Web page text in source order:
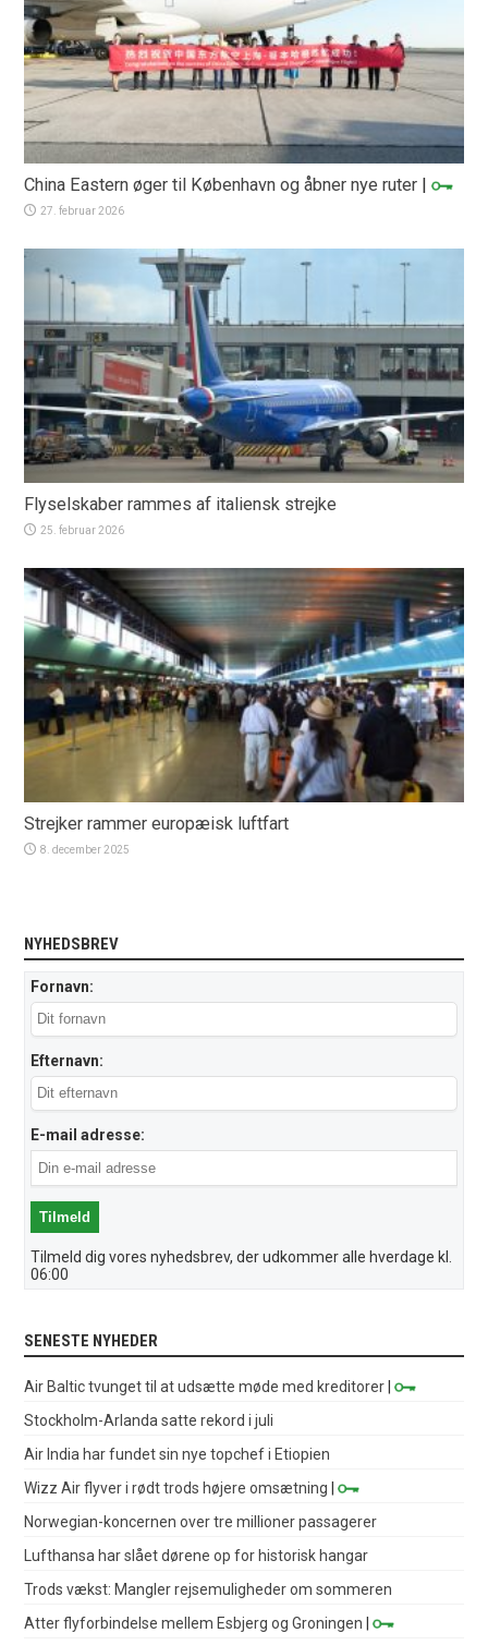
China Eastern øger til København og åbner nye ruter |
27. februar 2026
Flyselskaber rammes af italiensk strejke
25. februar 2026
Strejker rammer europæisk luftfart
8. december 2025
NYHEDSBREV
Fornavn:
Efternavn:
E-mail adresse:
Tilmeld dig vores nyhedsbrev, der udkommer alle hverdage kl.
06:00
SENESTE NYHEDER
Air Baltic tvunget til at udsætte møde med kreditorer |
Stockholm-Arlanda satte rekord i juli
Air India har fundet sin nye topchef i Etiopien
Wizz Air flyver i rødt trods højere omsætning |
Norwegian-koncernen over tre millioner passagerer
Lufthansa har slået dørene op for historisk hangar
Trods vækst: Mangler rejsemuligheder om sommeren
Atter flyforbindelse mellem Esbjerg og Groningen |